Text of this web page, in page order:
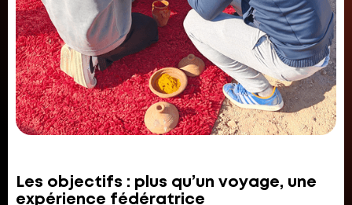
Les objectifs : plus qu’un voyage, une
expérience fédératrice